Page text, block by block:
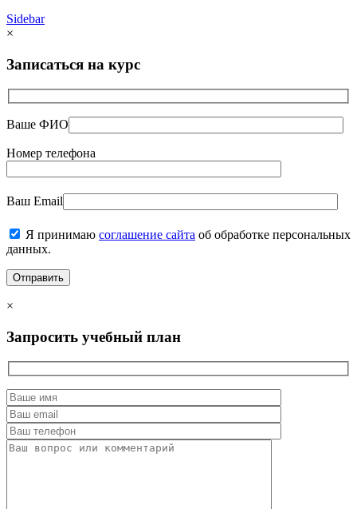
Sidebar
×
Записаться на курс
Ваше ФИО
Номер телефона
Ваш Email
Я принимаю соглашение сайта об обработке персональных
данных.
×
Запросить учебный план